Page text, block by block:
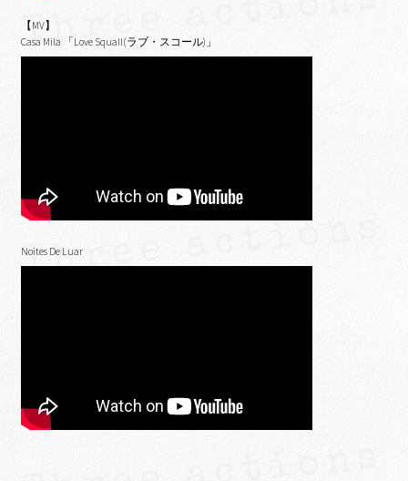
【MV】
Casa Mila 「Love Squall(ラブ・スコール)」
Noites De Luar